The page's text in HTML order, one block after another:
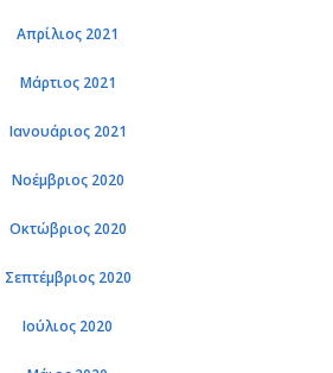
Απρί­λιος 2021
Μάρ­τιος 2021
Ια­νουά­ριος 2021
Νο­έμ­βριος 2020
Οκτώ­βριος 2020
Σε­πτέμ­βριος 2020
Ιού­λιος 2020